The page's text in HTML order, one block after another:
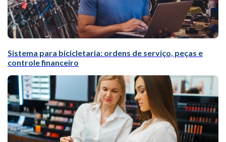
Sistema para bicicletaria: ordens de serviço, peças e
controle financeiro